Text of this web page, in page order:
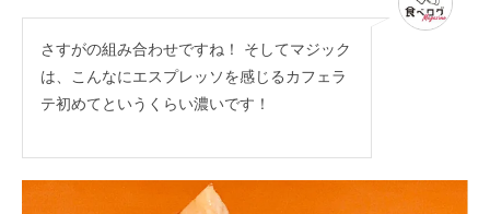
さすがの組み合わせですね！ そしてマジック
は、こんなにエスプレッソを感じるカフェラ
テ初めてというくらい濃いです！